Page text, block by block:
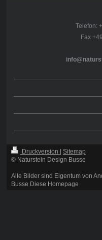
Telefon:
Fax
Druckversion
Sitemap
© Naturstein Design Busse
Alle Bilder sind Eigentum von
Busse Diese Homepage